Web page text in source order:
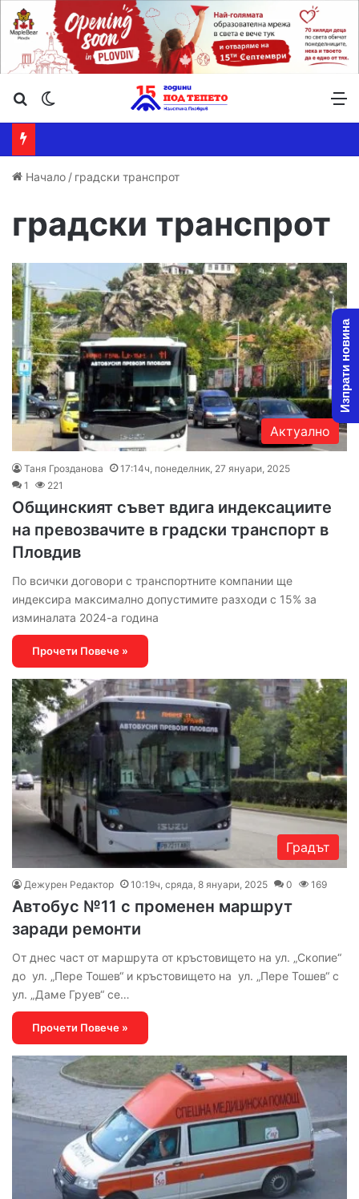
Търсене ...
Начало / градски транспрот
градски транспрот
Актуално
Таня Грозданова
17:14ч, понеделник, 27 януари, 2025
1
221
Общинският съвет вдига индексациите
на превозвачите в градски транспорт в
Пловдив
По всички договори с транспортните компании ще
индексира максимално допустимите разходи с 15% за
изминалата 2024-а година
Прочети Повече »
Градът
Дежурен Редактор 10:19ч, сряда, 8 януари, 2025 0 169
Автобус №11 с променен маршрут
заради ремонти
От днес част от маршрута от кръстовището на ул. „Скопие“
до ул. „Пере Тошев“ и кръстовището на ул. „Пере Тошев“ с
ул. „Даме Груев“ се…
Прочети Повече »
Изпрати новина